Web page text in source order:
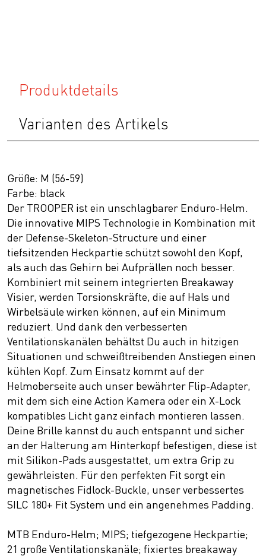
Produktdetails
Varianten des Artikels
Größe: M (56-59)
Farbe: black
Der TROOPER ist ein unschlagbarer Enduro-Helm.
Die innovative MIPS Technologie in Kombination mit
der Defense-Skeleton-Structure und einer
tiefsitzenden Heckpartie schützt sowohl den Kopf,
als auch das Gehirn bei Aufprällen noch besser.
Kombiniert mit seinem integrierten Breakaway
Visier, werden Torsionskräfte, die auf Hals und
Wirbelsäule wirken können, auf ein Minimum
reduziert. Und dank den verbesserten
Ventilationskanälen behältst Du auch in hitzigen
Situationen und schweißtreibenden Anstiegen einen
kühlen Kopf. Zum Einsatz kommt auf der
Helmoberseite auch unser bewährter Flip-Adapter,
mit dem sich eine Action Kamera oder ein X-Lock
kompatibles Licht ganz einfach montieren lassen.
Deine Brille kannst du auch entspannt und sicher
an der Halterung am Hinterkopf befestigen, diese ist
mit Silikon-Pads ausgestattet, um extra Grip zu
gewährleisten. Für den perfekten Fit sorgt ein
magnetisches Fidlock-Buckle, unser verbessertes
SILC 180+ Fit System und ein angenehmes Padding.
MTB Enduro-Helm; MIPS; tiefgezogene Heckpartie;
21 große Ventilationskanäle; fixiertes breakaway